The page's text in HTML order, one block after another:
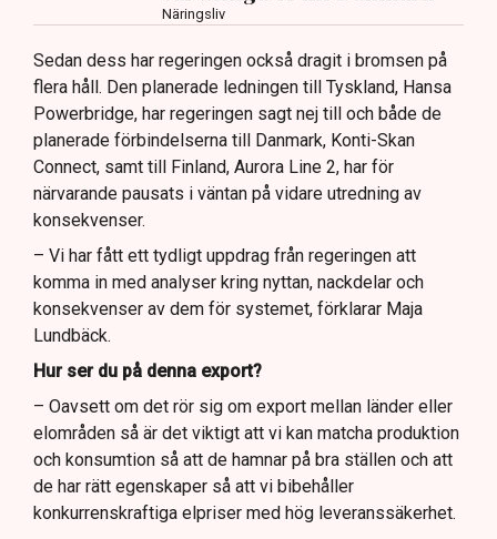
Näringsliv
Sedan dess har regeringen också dragit i bromsen på
flera håll. Den planerade ledningen till Tyskland, Hansa
Powerbridge, har regeringen sagt nej till och både de
planerade förbindelserna till Danmark, Konti-Skan
Connect, samt till Finland, Aurora Line 2, har för
närvarande pausats i väntan på vidare utredning av
konsekvenser.
– Vi har fått ett tydligt uppdrag från regeringen att
komma in med analyser kring nyttan, nackdelar och
konsekvenser av dem för systemet, förklarar Maja
Lundbäck.
Hur ser du på denna export?
– Oavsett om det rör sig om export mellan länder eller
elområden så är det viktigt att vi kan matcha produktion
och konsumtion så att de hamnar på bra ställen och att
de har rätt egenskaper så att vi bibehåller
konkurrenskraftiga elpriser med hög leveranssäkerhet.